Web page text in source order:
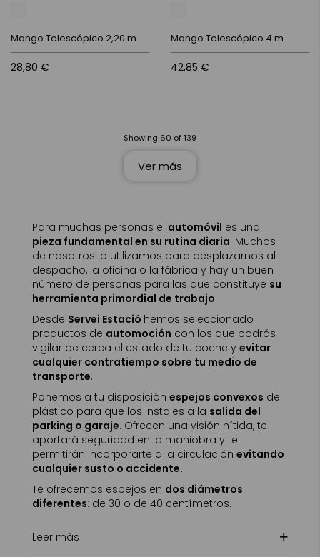
Mango Telescópico 2,20 m
28,80 €
Mango Telescópico 4 m
42,85 €
Showing 60 of 139
Ver más
Para muchas personas el automóvil es una
pieza fundamental en su rutina diaria. Muchos
de nosotros lo utilizamos para desplazarnos al
despacho, la oficina o la fábrica y hay un buen
número de personas para las que constituye su
herramienta primordial de trabajo.
Desde Servei Estació hemos seleccionado
productos de automoción con los que podrás
vigilar de cerca el estado de tu coche y evitar
cualquier contratiempo sobre tu medio de
transporte.
Ponemos a tu disposición espejos convexos de
plástico para que los instales a la salida del
parking o garaje. Ofrecen una visión nítida, te
aportará seguridad en la maniobra y te
permitirán incorporarte a la circulación evitando
cualquier susto o accidente.
Te ofrecemos espejos en dos diámetros
diferentes: de 30 o de 40 centímetros.
Leer más